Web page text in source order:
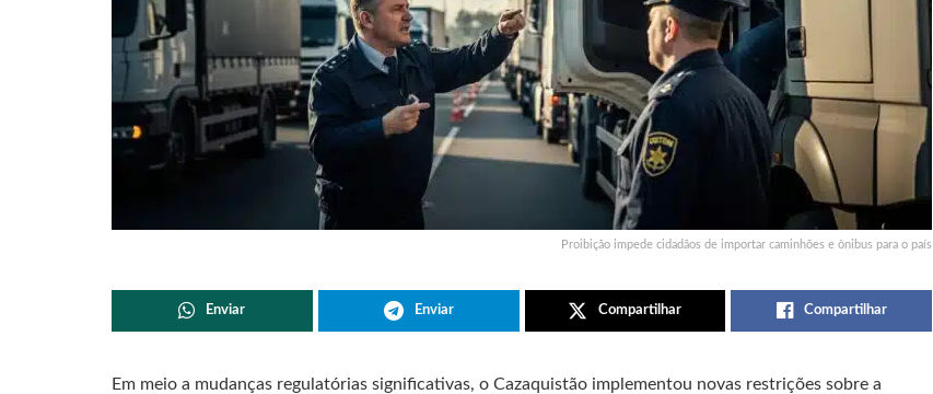
Proibição impede cidadãos de importar caminhões e ônibus para o país
Enviar Enviar Compartilhar Compartilhar
Em meio a mudanças regulatórias significativas, o Cazaquistão implementou novas restrições sobre a